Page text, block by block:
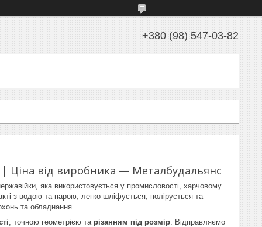
+380 (98) 547-03-82
| Ціна від виробника — Металбудальянс
яка використовується у промисловості, харчовому
з водою та парою, легко шліфується, полірується та
та обладнання.
, точною геометрією та різанням під розмір. Відправляємо